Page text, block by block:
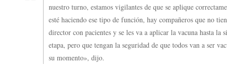
nuestro turno, estamos vigilantes de que se aplique
esté haciendo ese tipo de función, hay compañeros que no
director con pacientes y se les va a aplicar la vacuna hasta la
etapa, pero que tengan la seguridad de que todos van a ser
su momento», dijo.